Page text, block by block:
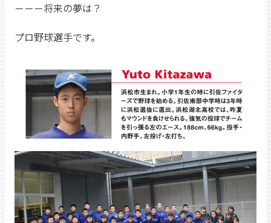
－－－将来の夢は？
プロ野球選手です。